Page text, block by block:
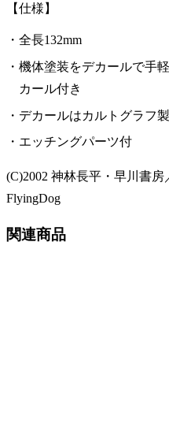
【仕様】
全長132mm
機体塗装をデカールで手
カール付き
デカールはカルトグラフ
エッチングパーツ付
(C)2002 神林長平・早川書房
FlyingDog
関連商品